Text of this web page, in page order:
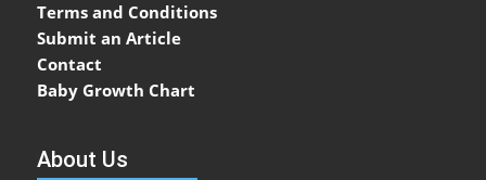
Terms and Conditions
Submit an Article
Contact
Baby Growth Chart
About Us